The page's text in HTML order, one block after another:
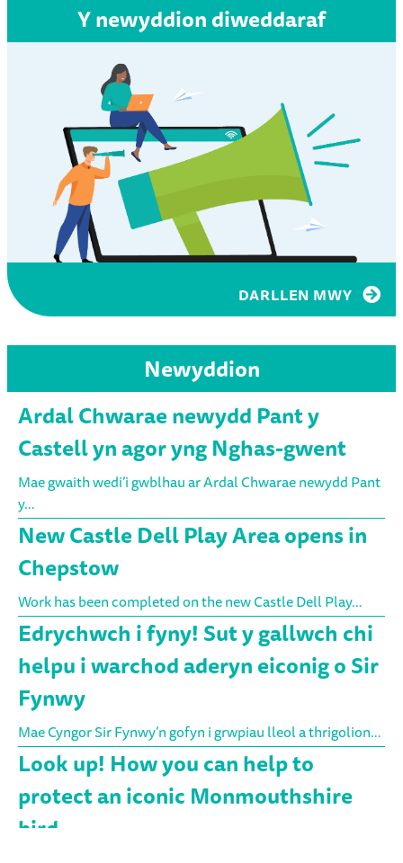
Y newyddion diweddaraf
DARLLEN MWY
Newyddion
Ardal Chwarae newydd Pant y
Castell yn agor yng Nghas-gwent
Mae gwaith wedi’i gwblhau ar Ardal Chwarae newydd Pant
y…
New Castle Dell Play Area opens in
Chepstow
Work has been completed on the new Castle Dell Play…
Edrychwch i fyny! Sut y gallwch chi
helpu i warchod aderyn eiconig o Sir
Fynwy
Mae Cyngor Sir Fynwy’n gofyn i grwpiau lleol a thrigolion…
Look up! How you can help to
protect an iconic Monmouthshire
bird